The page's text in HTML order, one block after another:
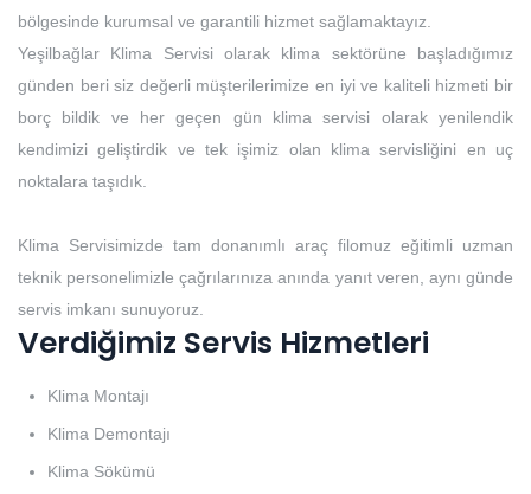
bölgesinde kurumsal ve garantili hizmet sağlamaktayız.
Yeşilbağlar Klima Servisi olarak klima sektörüne başladığımız
günden beri siz değerli müşterilerimize en iyi ve kaliteli hizmeti bir
borç bildik ve her geçen gün klima servisi olarak yenilendik
kendimizi geliştirdik ve tek işimiz olan klima servisliğini en uç
noktalara taşıdık.
Klima Servisimizde tam donanımlı araç filomuz eğitimli uzman
teknik personelimizle çağrılarınıza anında yanıt veren, aynı günde
servis imkanı sunuyoruz.
Verdiğimiz Servis Hizmetleri
Klima Montajı
Klima Demontajı
Klima Sökümü